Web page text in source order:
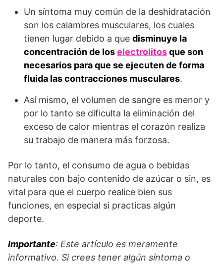
Un síntoma muy común de la deshidratación
son los calambres musculares, los cuales
tienen lugar debido a que disminuye la
concentración de loselectrolitosque son
necesarios para que se ejecuten de forma
fluida las contracciones musculares.
Así mismo, el volumen de sangre es menor y
por lo tanto se dificulta la eliminación del
exceso de calor mientras el corazón realiza
su trabajo de manera más forzosa.
Por lo tanto, el consumo de agua o bebidas
naturales con bajo contenido de azúcar o sin, es
vital para que el cuerpo realice bien sus
funciones, en especial si practicas algún
deporte.
Importante: Este artículo es meramente
informativo. Si crees tener algún síntoma o